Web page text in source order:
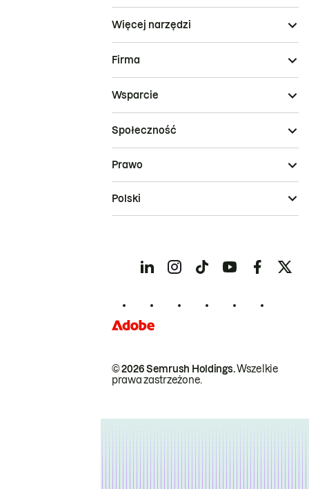
Więcej narzędzi
Firma
Wsparcie
Społeczność
© 2026 Semrush Holdings.Wszelkie
prawa zastrzeżone.
Prawo
Polski